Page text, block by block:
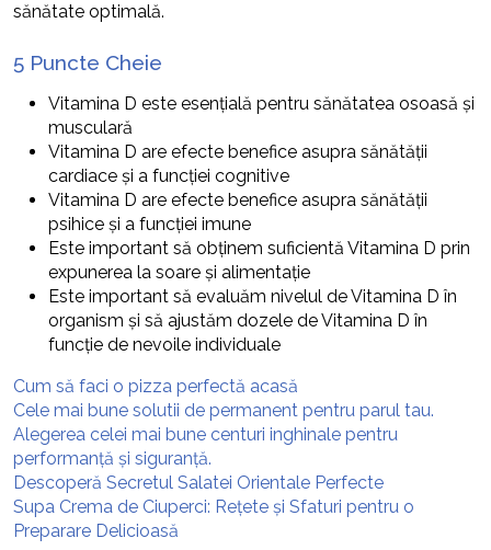
sănătate optimală.
5 Puncte Cheie
Vitamina D este esențială pentru sănătatea osoasă și
musculară
Vitamina D are efecte benefice asupra sănătății
cardiace și a funcției cognitive
Vitamina D are efecte benefice asupra sănătății
psihice și a funcției imune
Este important să obținem suficientă Vitamina D prin
expunerea la soare și alimentație
Este important să evaluăm nivelul de Vitamina D în
organism și să ajustăm dozele de Vitamina D în
funcție de nevoile individuale
Cum să faci o pizza perfectă acasă
Cele mai bune solutii de permanent pentru parul tau.
Alegerea celei mai bune centuri inghinale pentru
performanță și siguranță.
Descoperă Secretul Salatei Orientale Perfecte
Supa Crema de Ciuperci: Rețete și Sfaturi pentru o
Preparare Delicioasă